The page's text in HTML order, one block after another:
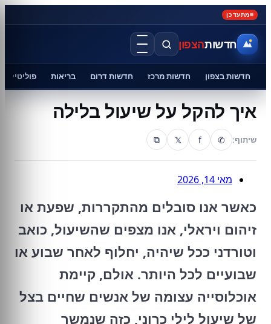
מתעדכן
חדשותהצפון
חדשות בצפון חדשות מרכז חדשות דרום בריאות פוליטיקה
איך להקל על שיעול בלילה
שיתוף: ✆
f
𝕏
⧉
מאי 14, 2026
כאשר אנו סובלים מהתקררות, שפעת או
זיהום ויראלי, אנו מצפים שהשיעול, כואב
וטורדני ככל שיהיה, יחלוף לאחר שבוע או
שבועיים לכל היותר. אולם, קיימת
אוכלוסייה עצומה של אנשים שחיים בצל
של שיעול לילי כרוני, כזה שנמשך